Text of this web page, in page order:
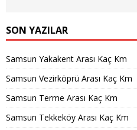
SON YAZILAR
Samsun Yakakent Arası Kaç Km
Samsun Vezirköprü Arası Kaç Km
Samsun Terme Arası Kaç Km
Samsun Tekkeköy Arası Kaç Km